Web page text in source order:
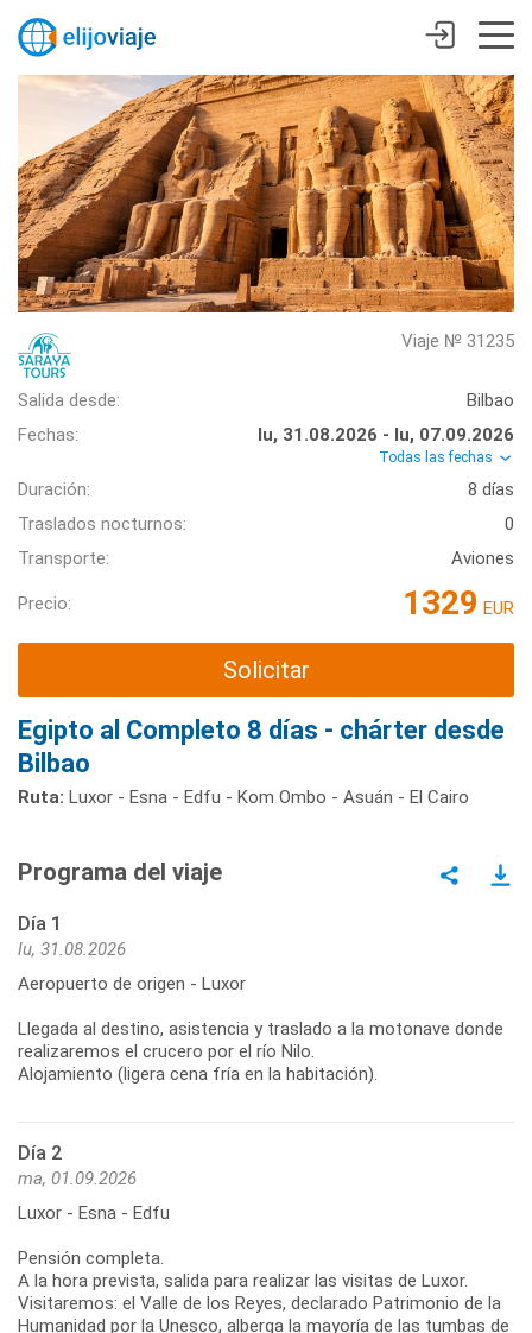
Viaje № 31235
Salida desde:
Bilbao
Fechas:
lu, 31.08.2026 - lu, 07.09.2026
Todas las fechas
Duración:
8 días
Traslados nocturnos:
0
Transporte:
Aviones
Precio: 1329 EUR
Solicitar
Egipto al Completo 8 días - chárter desde
Bilbao
Ruta: Luxor - Esna - Edfu - Kom Ombo - Asuán - El Cairo
Programa del viaje
Día 1
lu, 31.08.2026
Aeropuerto de origen - Luxor
Llegada al destino, asistencia y traslado a la motonave donde
realizaremos el crucero por el río Nilo.
Alojamiento (ligera cena fría en la habitación).
Día 2
ma, 01.09.2026
Luxor - Esna - Edfu
Pensión completa.
A la hora prevista, salida para realizar las visitas de Luxor.
Visitaremos: el Valle de los Reyes, declarado Patrimonio de la
Humanidad por la Unesco, alberga la mayoría de las tumbas de